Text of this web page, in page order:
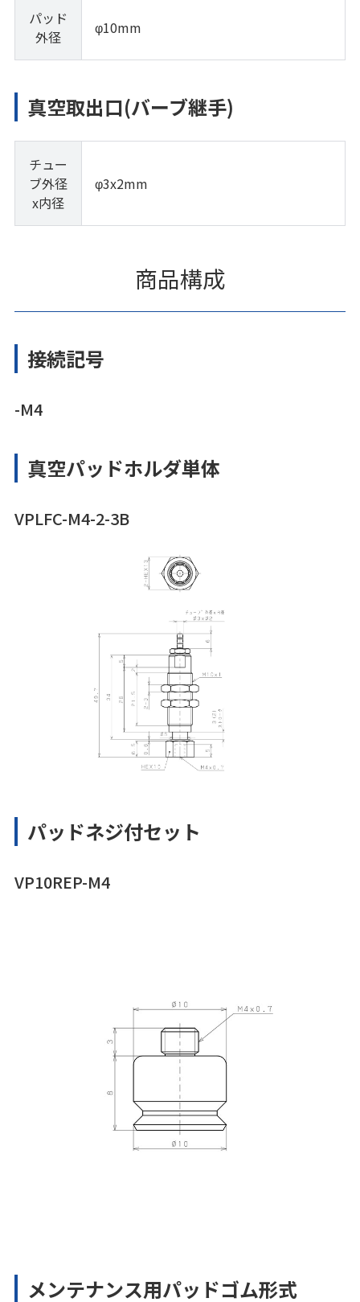
パッド
外径
φ10mm
真空取出口(バーブ継手)
チュー
ブ外径
x内径
φ3x2mm
商品構成
接続記号
-M4
真空パッドホルダ単体
VPLFC-M4-2-3B
パッドネジ付セット
VP10REP-M4
メンテナンス用パッドゴム形式